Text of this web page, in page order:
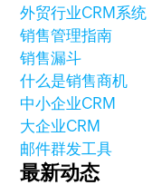
外贸行业CRM系统
销售管理指南
销售漏斗
什么是销售商机
中小企业CRM
大企业CRM
邮件群发工具
最新动态